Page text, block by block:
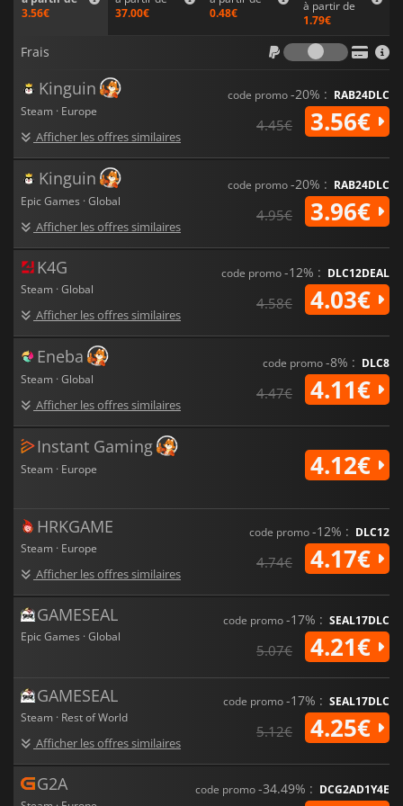
jeu se combinent pour créer une expérience viscérale et
cinématographique qui capture le chaos, le frisson et la gloire
de la guerre médiévale.
Chivalry II est un voyage à grande échelle, plein d'adrénaline,
dans l'art de la guerre, où le courage, l'habileté et la stratégie
définissent l'héritage que vous laisserez sur le champ de
bataille.
3.56€
37.00€
0.48€
à partir de
1.79€
Frais
Frais
Kinguin
Steam · Europe
Afficher les offres similaires
code promo-20% : RAB24DLC
4.45€ 3.56€
Kinguin
Epic Games · Global
Afficher les offres similaires
code promo-20% : RAB24DLC
4.95€ 3.96€
K4G
Steam · Global
Afficher les offres similaires
code promo-12% : DLC12DEAL
4.58€ 4.03€
Eneba
Steam · Global
Afficher les offres similaires
code promo-8% : DLC8
4.47€ 4.11€
Instant Gaming
Steam · Europe 4.12€
HRKGAME
Steam · Europe
Afficher les offres similaires
code promo-12% : DLC12
4.74€ 4.17€
GAMESEAL
Epic Games · Global
code promo-17% : SEAL17DLC
5.07€ 4.21€
GAMESEAL
Steam · Rest of World
Afficher les offres similaires
code promo-17% : SEAL17DLC
5.12€ 4.25€
G2A code promo-34.49% : DCG2AD1Y4E